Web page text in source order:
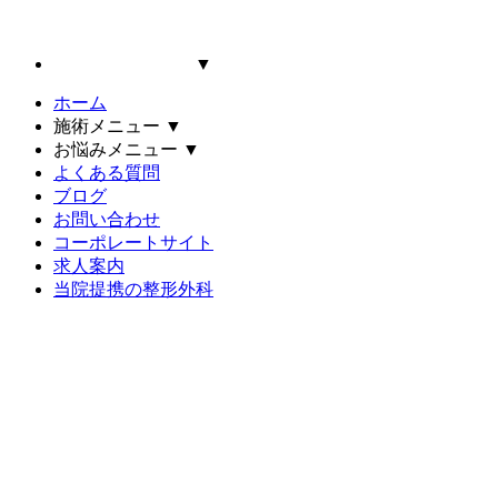
▼
ホーム
施術メニュー ▼
お悩みメニュー ▼
よくある質問
ブログ
お問い合わせ
コーポレートサイト
求人案内
当院提携の整形外科